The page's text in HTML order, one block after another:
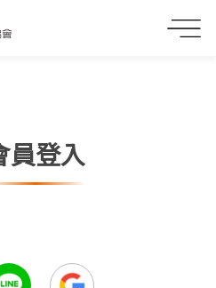
員登入